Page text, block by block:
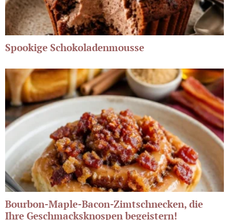
Spookige Schokoladenmousse
Bourbon-Maple-Bacon-Zimtschnecken, die
Ihre Geschmacksknospen begeistern!